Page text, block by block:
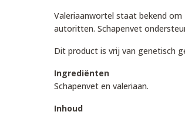
Valeriaanwortel staat bekend
autoritten. Schapenvet
Dit product is vrij van genetisch
Ingrediënten
Schapenvet en valeriaan.
Inhoud